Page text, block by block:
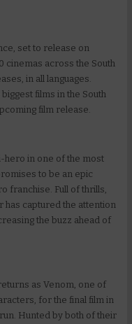
set to release on
cinemas across the South
in all languages.
films in the South
film release.
hero in one of the most
to be an epic
franchise. Full of thrills,
has captured the attention
the buzz ahead of
as Venom, one of
for the final film in
Hunted by both of their